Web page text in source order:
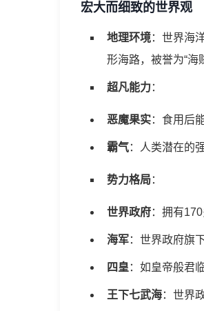
宏大而细致的世界观
地理环境：世界海
形海路，被誉为“海
超凡能力：
恶魔果实：食用后
霸气：人类潜在的
势力格局：
世界政府：拥有
海军：世界政府旗
四皇 ：如皇帝般君
王下七武海：世界